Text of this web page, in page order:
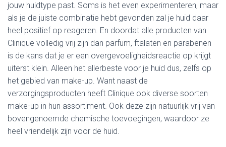
jouw huidtype past. Soms is het even experimenteren, maar
als je de juiste combinatie hebt gevonden zal je huid daar
heel positief op reageren. En doordat alle producten van
Clinique volledig vrij zijn dan parfum, ftalaten en parabenen
is de kans dat je er een overgevoeligheidsreactie op krijgt
uiterst klein. Alleen het allerbeste voor je huid dus, zelfs op
het gebied van make-up. Want naast de
verzorgingsproducten heeft Clinique ook diverse soorten
make-up in hun assortiment. Ook deze zijn natuurlijk vrij van
bovengenoemde chemische toevoegingen, waardoor ze
heel vriendelijk zijn voor de huid.